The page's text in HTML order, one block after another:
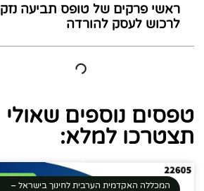
ראשי פרקים של טופס תביעה נזק
לרכוש לעסק להורדה
טפסים נוספים שאולי
תצטרכו למלא:
המכללה האקדמית הערבית לחינוך בישראל –